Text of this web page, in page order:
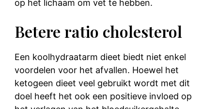
op het lichaam om vet te hebben.
Betere ratio cholesterol
Een koolhydraatarm dieet biedt niet enkel
voordelen voor het afvallen. Hoewel het
ketogeen dieet veel gebruikt wordt met dit
doel heeft het ook een positieve invloed op